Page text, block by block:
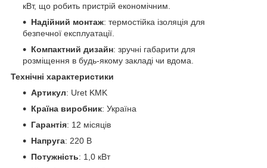
кВт, що робить пристрій економічним.
Надійний монтаж: термостійка ізоляція для
безпечної експлуатації.
Компактний дизайн: зручні габарити для
розміщення в будь-якому закладі чи вдома.
Технічні характеристики
Артикул: Uret KMK
Країна виробник: Україна
Гарантія: 12 місяців
Напруга: 220 В
Потужність: 1,0 кВт